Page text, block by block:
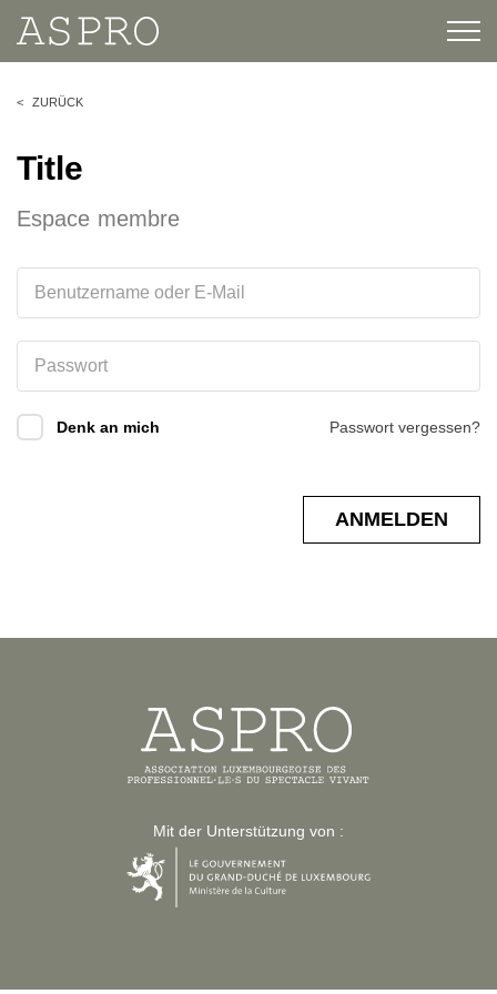
ZURÜCK
Title
Espace membre
Denk an mich Passwort vergessen?
Mit der Unterstützung von :